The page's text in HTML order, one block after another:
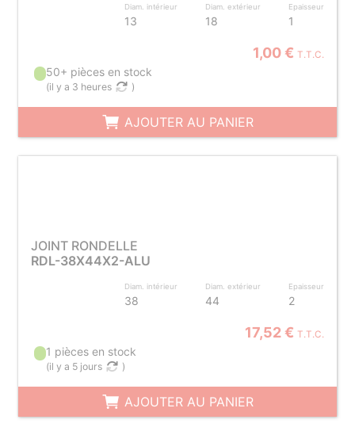
Diam. intérieur
13
Diam. extérieur
18
Epaisseur
1
1,00 € T.T.C.
50+ pièces en stock
(il y a 3 heures )
AJOUTER AU PANIER
JOINT RONDELLE
RDL-38X44X2-ALU
Diam. intérieur
38
Diam. extérieur
44
Epaisseur
2
17,52 € T.T.C.
1 pièces en stock
(il y a 5 jours )
AJOUTER AU PANIER